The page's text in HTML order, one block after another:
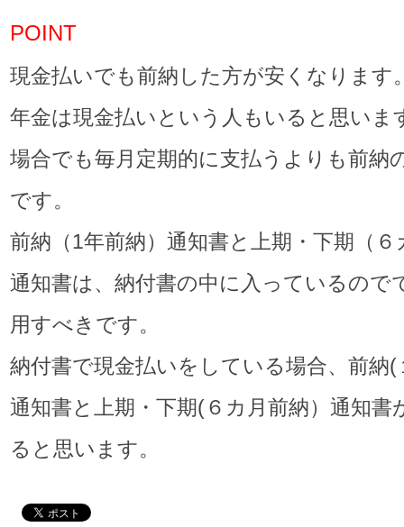
POINT
現金払いでも前納した方が安くなります
年金は現金払いという人もいると思いま
場合でも毎月定期的に支払うよりも前納
です。
前納（1年前納）通知書と上期・下期（６
通知書は、納付書の中に入っているので
用すべきです。
納付書で現金払いをしている場合、前納(
通知書と上期・下期(６カ月前納）通知書
ると思います。